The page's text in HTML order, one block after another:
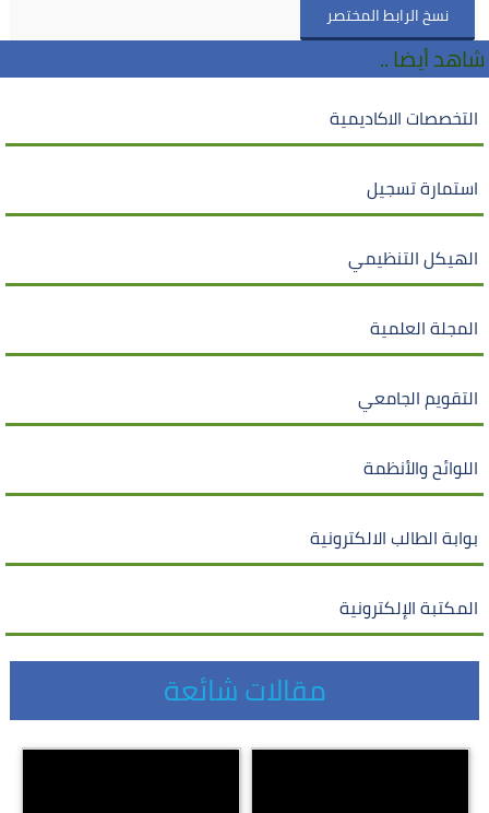
نسخ الرابط المختصر
شاهد أيضا ..
التخصصات الاكاديمية
استمارة تسجيل
الهيكل التنظيمي
المجلة العلمية
التقويم الجامعي
اللوائح والأنظمة
بوابة الطالب الالكترونية
المكتبة الإلكترونية
مقالات شائعة